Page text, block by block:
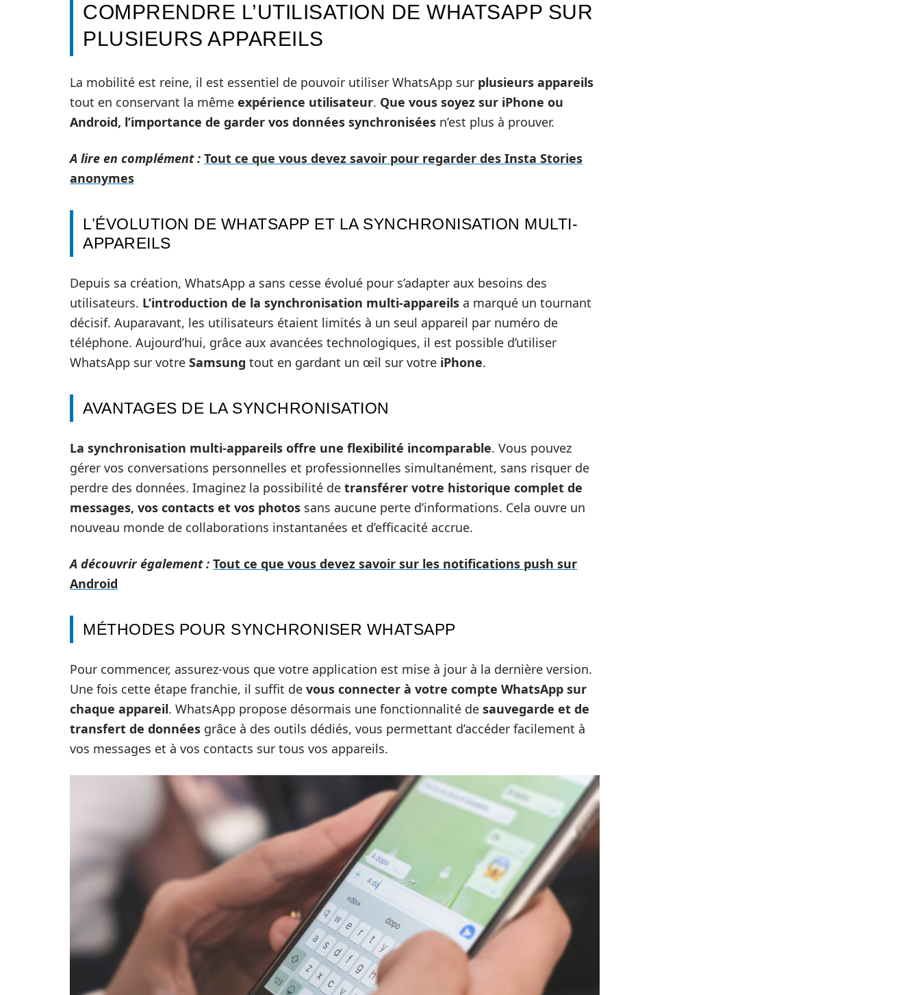
COMPRENDRE L’UTILISATION DE WHATSAPP SUR
PLUSIEURS APPAREILS
La mobilité est reine, il est essentiel de pouvoir utiliser WhatsApp sur plusieurs appareils
tout en conservant la même expérience utilisateur. Que vous soyez sur iPhone ou
Android, l’importance de garder vos données synchronisées n’est plus à prouver.
A lire en complément : Tout ce que vous devez savoir pour regarder des Insta Stories
anonymes
L’ÉVOLUTION DE WHATSAPP ET LA SYNCHRONISATION MULTI-
APPAREILS
Depuis sa création, WhatsApp a sans cesse évolué pour s’adapter aux besoins des
utilisateurs. L’introduction de la synchronisation multi-appareils a marqué un tournant
décisif. Auparavant, les utilisateurs étaient limités à un seul appareil par numéro de
téléphone. Aujourd’hui, grâce aux avancées technologiques, il est possible d’utiliser
WhatsApp sur votre Samsung tout en gardant un œil sur votre iPhone.
AVANTAGES DE LA SYNCHRONISATION
La synchronisation multi-appareils offre une flexibilité incomparable. Vous pouvez
gérer vos conversations personnelles et professionnelles simultanément, sans risquer de
perdre des données. Imaginez la possibilité de transférer votre historique complet de
messages, vos contacts et vos photos sans aucune perte d’informations. Cela ouvre un
nouveau monde de collaborations instantanées et d’efficacité accrue.
A découvrir également : Tout ce que vous devez savoir sur les notifications push sur
Android
MÉTHODES POUR SYNCHRONISER WHATSAPP
Pour commencer, assurez-vous que votre application est mise à jour à la dernière version.
Une fois cette étape franchie, il suffit de vous connecter à votre compte WhatsApp sur
chaque appareil. WhatsApp propose désormais une fonctionnalité de sauvegarde et de
transfert de données grâce à des outils dédiés, vous permettant d’accéder facilement à
vos messages et à vos contacts sur tous vos appareils.